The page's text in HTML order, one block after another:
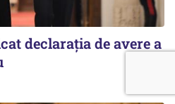
declaraţia de avere a